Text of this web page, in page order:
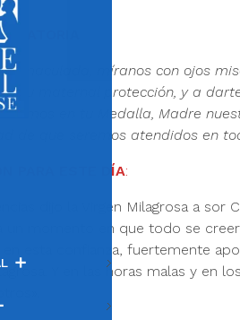
Inmaculada, míranos con ojos
tu maternal protección, y a
en tu Medalla, Madre
de que seremos atendidos en
PARA ESTE DÍA:
dijo la Virgen Milagrosa a
un momento en que todo se
en esta confianza, fuertemente
Y en las horas malas y en